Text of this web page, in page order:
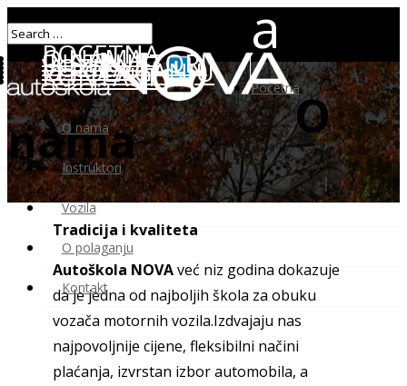
POČETNA
O NAMA
INSTRUKTORI
VOZILA
O POLAGANJU
KONTAKT Početna
O nama
Instruktori
Vozila
O polaganju
Kontakt
O
nama
Tradicija i kvaliteta
Autoškola NOVAveć niz godina dokazuje
da je jedna od najboljih škola za obuku
vozača motornih vozila.Izdvajaju nas
najpovoljnije cijene, fleksibilni načini
plaćanja, izvrstan izbor automobila, a